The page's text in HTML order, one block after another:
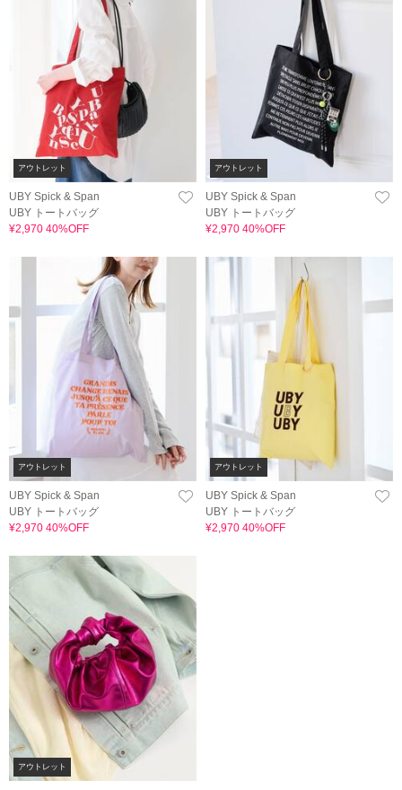
アウトレット
UBY Spick & Span
UBY トートバッグ
¥2,970 40%OFF
アウトレット
UBY Spick & Span
UBY トートバッグ
¥2,970 40%OFF
アウトレット
UBY Spick & Span
UBY トートバッグ
¥2,970 40%OFF
アウトレット
UBY Spick & Span
UBY トートバッグ
¥2,970 40%OFF
アウトレット